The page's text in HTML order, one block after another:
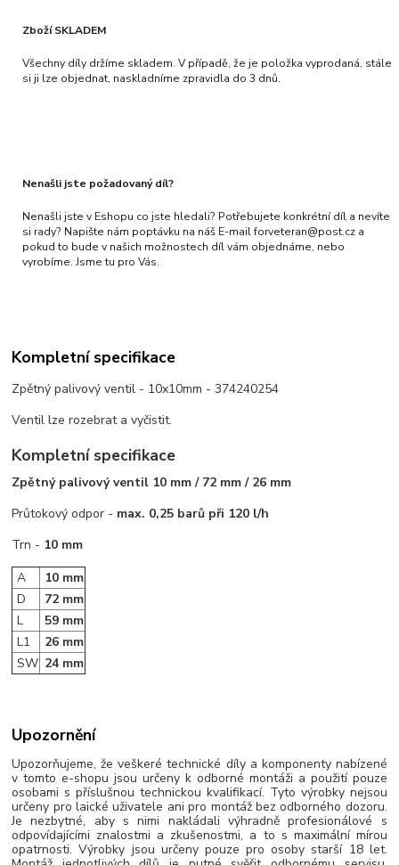
Zboží SKLADEM
Všechny díly držíme skladem. V případě, že je položka vyprodaná, stále
si ji lze objednat, naskladníme zpravidla do 3 dnů.
Nenašli jste požadovaný díl?
Nenašli jste v Eshopu co jste hledali? Potřebujete konkrétní díl a nevíte
si rady? Napište nám poptávku na náš E-mail forveteran@post.cz a
pokud to bude v našich možnostech díl vám objednáme, nebo
vyrobíme. Jsme tu pro Vás.
Kompletní specifikace
Zpětný palivový ventil - 10x10mm - 374240254
Ventil lze rozebrat a vyčistit.
Kompletní specifikace
Zpětný palivový ventil 10 mm / 72 mm / 26 mm
Průtokový odpor - max. 0,25 barů při 120 l/h
Trn - 10 mm
A
10 mm
D
72 mm
L
59 mm
L1
26 mm
SW 24 mm
Upozornění
Upozorňujeme, že veškeré technické díly a komponenty nabízené
v tomto e-shopu jsou určeny k odborné montáži a použití pouze
osobami s příslušnou technickou kvalifikací. Tyto výrobky nejsou
určeny pro laické uživatele ani pro montáž bez odborného dozoru.
Je nezbytné, aby s nimi nakládali výhradně profesionálové s
odpovídajícími znalostmi a zkušenostmi, a to s maximální mírou
opatrnosti. Výrobky jsou určeny pouze pro osoby starší 18 let.